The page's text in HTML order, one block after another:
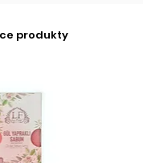
produkty